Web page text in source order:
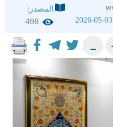
المصدر:
2026-05-03
498
-